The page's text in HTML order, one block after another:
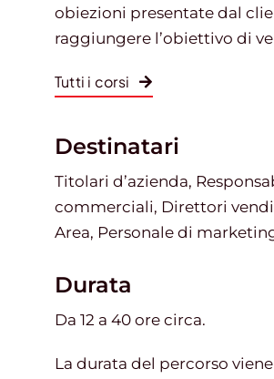
obiezioni presentate dal
raggiungere l’obiettivo di
Tutti i corsi
Destinatari
Titolari d’azienda,
commerciali, Direttori
Area, Personale di
Durata
Da 12 a 40 ore circa.
La durata del percorso